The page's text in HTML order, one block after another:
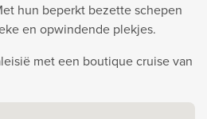
hun beperkt bezette schepen
en opwindende plekjes.
met een boutique cruise van